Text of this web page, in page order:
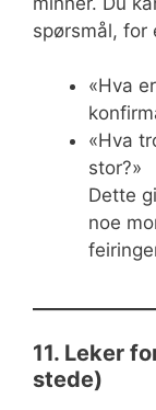
spørsmål, for
«Hva
«Hva
stor?»
Dette
noe
11. Leker
stede)